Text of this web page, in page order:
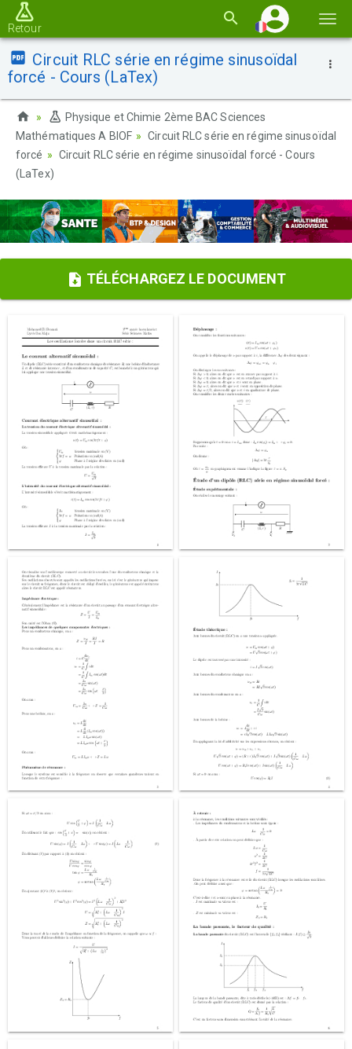
la
Retour
Circuit RLC série en régime sinusoïdal
forcé - Cours (LaTex)
Physique et Chimie 2ème BAC Sciences
Mathématiques A BIOF
Circuit RLC série en régime sinusoïdal
forcé
Circuit RLC série en régime sinusoïdal forcé - Cours
(LaTex)
TÉLÉCHARGEZ LE DOCUMENT